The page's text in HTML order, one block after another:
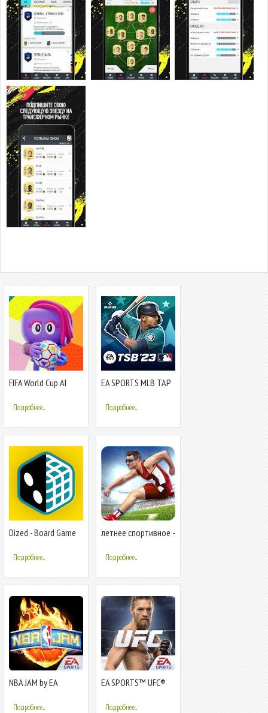
FIFA World Cup AI
Подробнее...
EA SPORTS MLB TAP
Подробнее...
Dized - Board Game
Подробнее...
летнее спортивное -
Events
Подробнее...
NBA JAM by EA
Подробнее...
EA SPORTS™ UFC®
Подробнее...